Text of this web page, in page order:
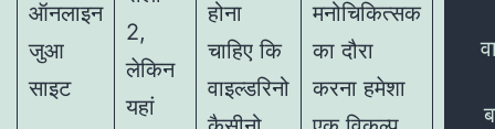
ऑनलाइन
जुआ
साइट
2,
लेकिन
यहां
होना
चाहिए कि
वाइल्डरिनो
मनोचिकित्सक
का दौरा
करना हमेशा